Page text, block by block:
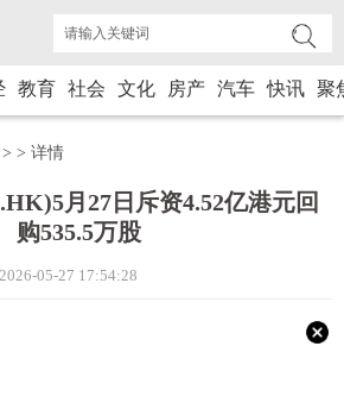
教育 社会 文化 房产 汽车 快讯 聚
> > 详情
月27日斥资4.52亿港元回
购535.5万股
05-27 17:54:28